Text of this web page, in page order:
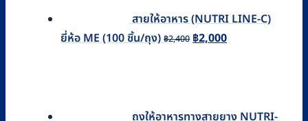
สายให้อาหาร (NUTRI LINE-C)
ยี่ห้อ ME (100 ชิ้น/ถุง) ฿2,400 Original
฿2,000Current
ถุงให้อาหารทางสายยาง NUTRI-